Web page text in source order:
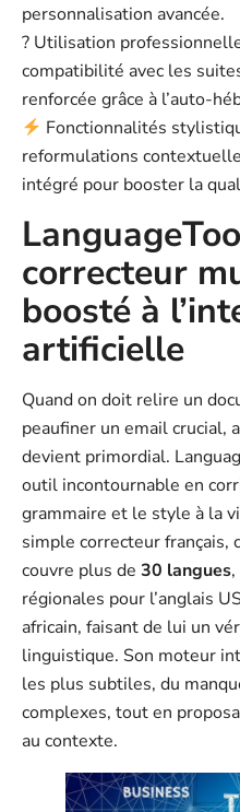
personnalisation avancée.
? Utilisation
compatibilité avec les
renforcée grâce à l’auto-
Fonctionnalités
reformulations
intégré pour booster la
correcteur
boosté à
artificielle
Quand on doit relire un
peaufiner un email crucial,
devient primordial.
outil incontournable en
grammaire et le style à la
simple correcteur français,
couvre plus de 30 langues
régionales pour l’anglais
africain, faisant de lui un
linguistique. Son moteur
les plus subtiles, du
complexes, tout en
au contexte.